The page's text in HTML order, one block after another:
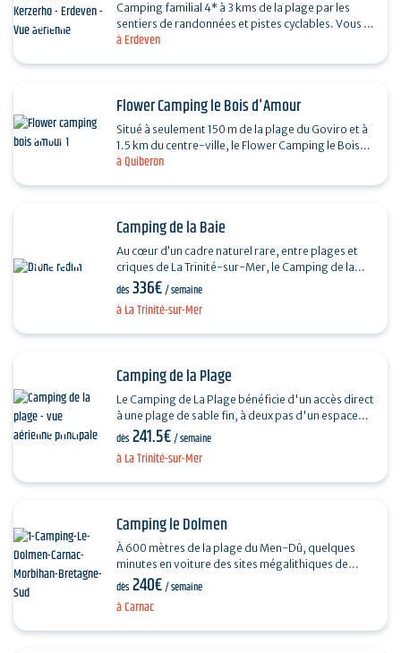
à Erdeven
Camping familial 4* à 3 kms de la plage par les
sentiers de randonnées et pistes cyclables. Vous y
trouverez des locations de mobil-homes et…
à Quiberon
Flower Camping le Bois d'Amour
Situé à seulement 150 m de la plage du Goviro et à
1.5 km du centre-ville, le Flower Camping le Bois
d’Amour sera votre lieu de vacances idéal à…
à La Trinité-sur-Mer
Camping de la Baie
Au cœur d’un cadre naturel rare, entre plages et
criques de La Trinité-sur-Mer, le Camping de la
Baie vous invite à des vacances authentiques,…
dès 336€/ semaine
à La Trinité-sur-Mer
Camping de la Plage
Le Camping de La Plage bénéficie d'un accès direct
à une plage de sable fin, à deux pas d'un espace
naturel et à proximité du port de La Trinité.…
dès 241.5€/ semaine
à Carnac
Camping le Dolmen
À 600 mètres de la plage du Men-Dû, quelques
minutes en voiture des sites mégalithiques de
Carnac et proche de tout commerce, le Camping le
Dolmen…
dès 240€/ semaine